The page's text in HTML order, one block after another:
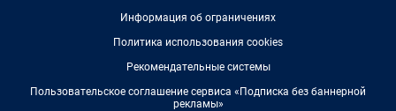
Информация об ограничениях
Политика использования cookies
Рекомендательные системы
Пользовательское соглашение сервиса «Подписка без баннерной
рекламы»